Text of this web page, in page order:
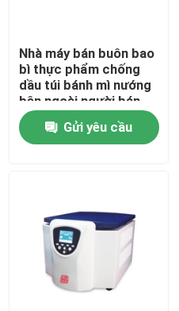
Nhà máy bán buôn bao
bì thực phẩm chống
dầu túi bánh mì nướng
bên ngoài người bán
Bottom Kraft Paper
Bag
Gửi yêu cầu